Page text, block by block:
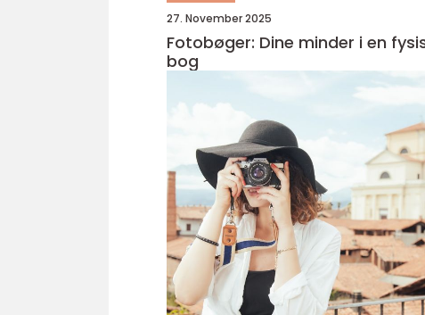
27. November 2025
Fotobøger: Dine minder i en
bog